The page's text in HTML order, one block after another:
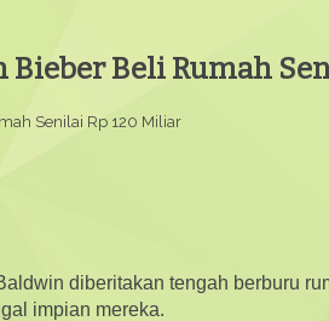
Bieber Beli Rumah
Senilai Rp 120 Miliar
diberitakan tengah berburu
impian mereka.